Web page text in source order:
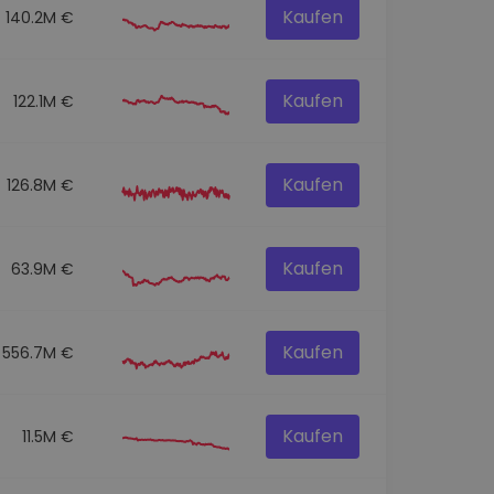
140.2M € Kaufen
122.1M € Kaufen
126.8M € Kaufen
63.9M € Kaufen
556.7M € Kaufen
11.5M € Kaufen